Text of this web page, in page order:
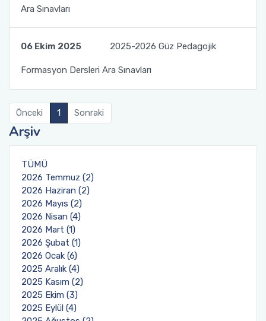
Ara Sınavları
06 Ekim 2025 2025-2026 Güz Pedagojik
Formasyon Dersleri Ara Sınavları
Önceki 1 Sonraki
Arşiv
TÜMÜ
2026 Temmuz (2)
2026 Haziran (2)
2026 Mayıs (2)
2026 Nisan (4)
2026 Mart (1)
2026 Şubat (1)
2026 Ocak (6)
2025 Aralık (4)
2025 Kasım (2)
2025 Ekim (3)
2025 Eylül (4)